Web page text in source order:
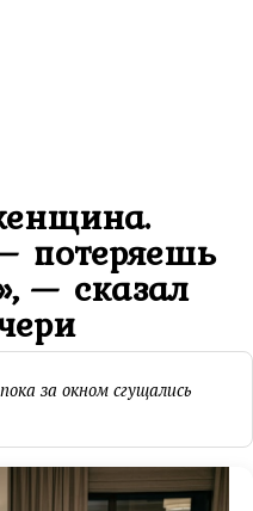
потеряешь
— сказал
за окном сгущались